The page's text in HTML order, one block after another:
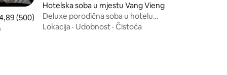
ocjena: 4,89 od 5, recenzija: 500
(500)
Hotelska soba u mjestu Vang Vieng
Deluxe porodična soba u hotelu
Sisombat Plaza
Lokacija · Udobnost · Čistoća